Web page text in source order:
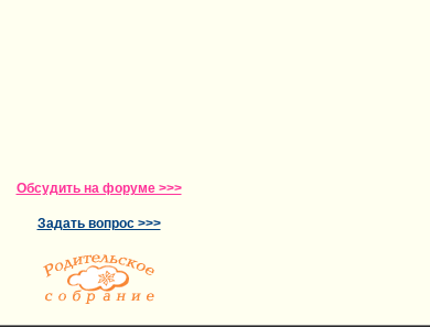
Обсудить на форуме >>>
Задать вопрос >>>